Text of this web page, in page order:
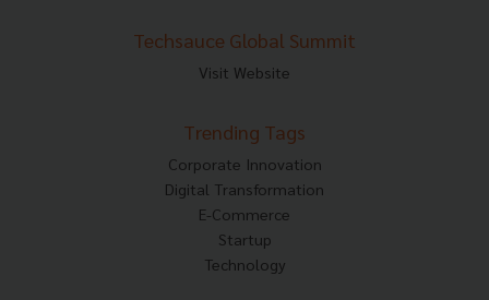
Techsauce Global Summit
Visit Website
Trending Tags
Corporate Innovation
Digital Transformation
E-Commerce
Startup
Technology